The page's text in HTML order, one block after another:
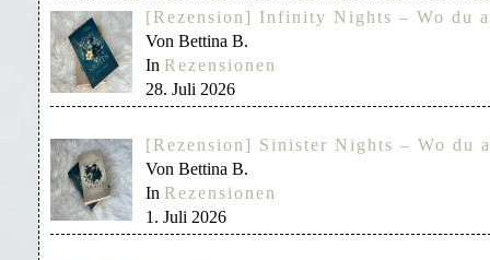
[Rezension] Infinity Nights – Wo du
Von Bettina B.
In Rezensionen
28. Juli 2026
[Rezension] Sinister Nights – Wo du
Von Bettina B.
In Rezensionen
1. Juli 2026